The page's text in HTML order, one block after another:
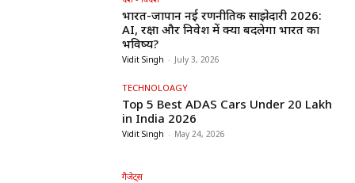
भारत-जापान नई रणनीतिक साझेदारी 2026:
AI, रक्षा और निवेश में क्या बदलेगा भारत का
भविष्य?
Vidit Singh - July 3, 2026
TECHNOLOAGY
Top 5 Best ADAS Cars Under ₹20 Lakh
in India 2026
Vidit Singh - May 24, 2026
गैजेट्स